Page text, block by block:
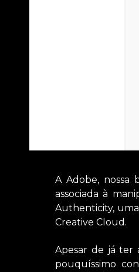
A Adobe, nossa
associada à
Authenticity,
Creative Cloud.
Apesar de já ter
pouquíssimo